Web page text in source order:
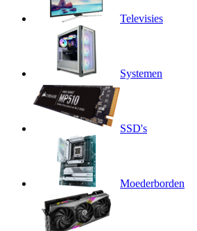
Televisies
Systemen
SSD's
Moederborden